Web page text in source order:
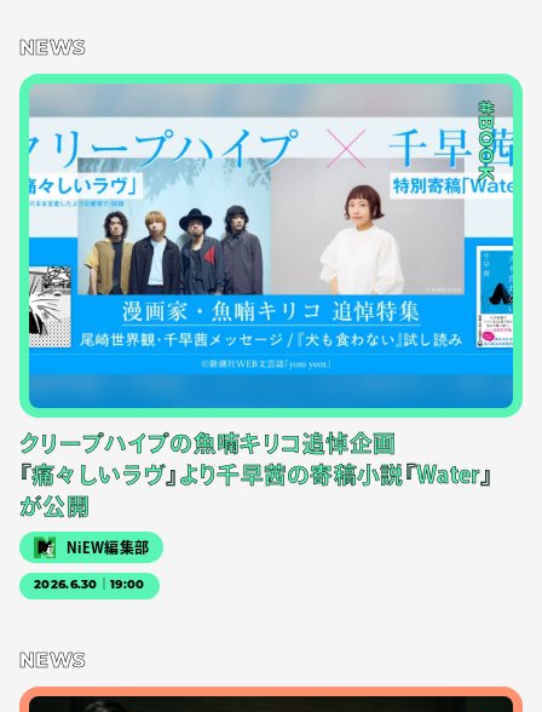
NEWS
#BOOK
クリープハイプの魚喃キリコ追悼企画
『痛々しいラヴ』より千早茜の寄稿小説『Water』
が公開
NiEW編集部
2026.6.30｜19:00
NEWS